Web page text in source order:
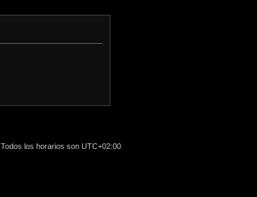
Todos los horarios son UTC+02:00